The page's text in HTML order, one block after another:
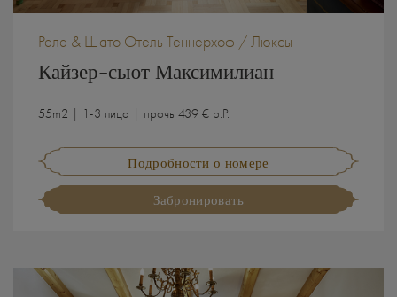
Реле & Шато Отель Теннерхоф / Люксы
Кайзер-сьют Максимилиан
55m2 | 1-3 лица | прочь 439 € p.P.
Подробности о номере
Забронировать